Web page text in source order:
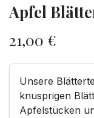
Apfel
21,00 €
Unsere
knusprigen
Apfelstücken